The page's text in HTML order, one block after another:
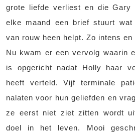
grote liefde verliest en die Gary
elke maand een brief stuurt
van rouw heen helpt. Zo intens en
Nu kwam er een vervolg waarin
is opgericht nadat Holly haar
heeft verteld. Vijf terminale
nalaten voor hun geliefden en
ze eerst niet ziet zitten wordt
doel in het leven. Mooi